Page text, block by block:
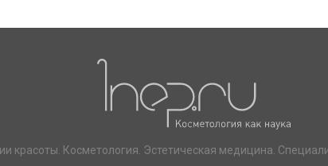
красоты. Косметология. Эстетическая медицина.